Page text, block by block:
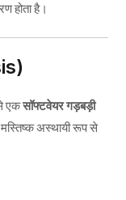
होता है।
एकसॉफ्टवेयर गड़बड़ी
अस्थायी रूप से